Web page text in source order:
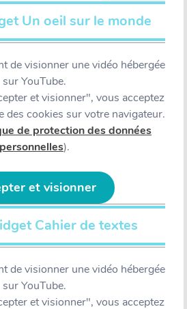
Un oeil sur le monde
de visionner une vidéo hébergée
sur YouTube.
et visionner", vous acceptez
des cookies sur votre navigateur.
de protection des données
personnelles).
et visionner
Cahier de textes
de visionner une vidéo hébergée
sur YouTube.
et visionner", vous acceptez